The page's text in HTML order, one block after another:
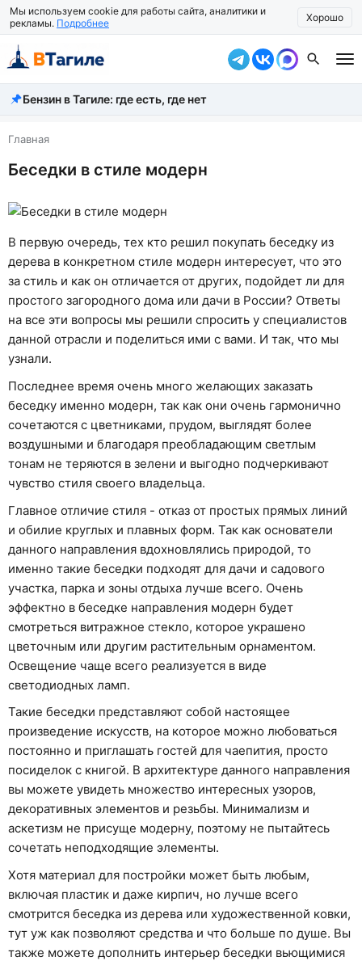
Мы используем cookie для работы сайта, аналитики и
рекламы. Подробнее Хорошо
Все новости
Происшествия
Город
Власть
Экономика
Общество
Рассказать новость
Бензин в Тагиле: где есть, где нет
Главная
Беседки в стиле модерн
В первую очередь, тех кто решил покупать беседку из
дерева в конкретном стиле модерн интересует, что это
за стиль и как он отличается от других, подойдет ли для
простого загородного дома или дачи в России? Ответы
на все эти вопросы мы решили спросить у специалистов
данной отрасли и поделиться ими с вами. И так, что мы
узнали.
Последнее время очень много желающих заказать
беседку именно модерн, так как они очень гармонично
сочетаются с цветниками, прудом, выглядят более
воздушными и благодаря преобладающим светлым
тонам не теряются в зелени и выгодно подчеркивают
чувство стиля своего владельца.
Главное отличие стиля - отказ от простых прямых линий
и обилие круглых и плавных форм. Так как основатели
данного направления вдохновлялись природой, то
именно такие беседки подходят для дачи и садового
участка, парка и зоны отдыха лучше всего. Очень
эффектно в беседке направления модерн будет
смотреться витражное стекло, которое украшено
цветочным или другим растительным орнаментом.
Освещение чаще всего реализуется в виде
светодиодных ламп.
Такие беседки представляют собой настоящее
произведение искусств, на которое можно любоваться
постоянно и приглашать гостей для чаепития, просто
посиделок с книгой. В архитектуре данного направления
вы можете увидеть множество интересных узоров,
декоративных элементов и резьбы. Минимализм и
аскетизм не присуще модерну, поэтому не пытайтесь
сочетать неподходящие элементы.
Хотя материал для постройки может быть любым,
включая пластик и даже кирпич, но лучше всего
смотрится беседка из дерева или художественной ковки,
тут уж как позволяют средства и что больше по душе. Вы
также можете дополнить интерьер беседки вьющимися